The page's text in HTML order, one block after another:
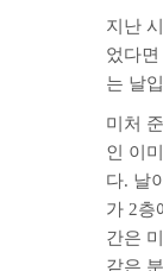
지난
었다
는 날
미처
인 이
다. 날
가 2층
간은
같은